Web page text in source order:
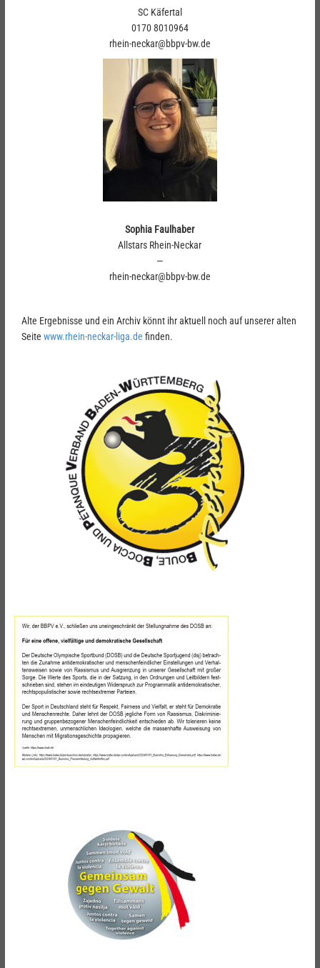
SC Käfertal
0170 8010964
rhein-neckar@bbpv-bw.de
Sophia Faulhaber
Allstars Rhein-Neckar
—
rhein-neckar@bbpv-bw.de
Alte Ergebnisse und ein Archiv könnt ihr aktuell noch auf unserer alten
Seite www.rhein-neckar-liga.de finden.